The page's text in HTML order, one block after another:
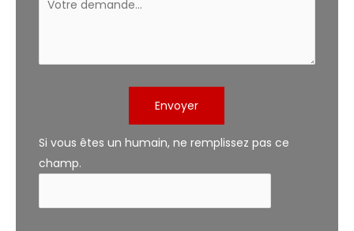
Envoyer
Si vous êtes un humain, ne remplissez pas ce
champ.